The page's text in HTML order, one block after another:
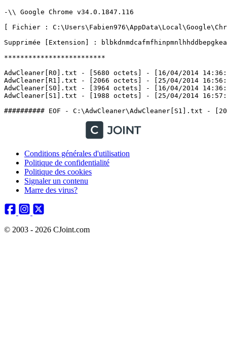
-\\ Google Chrome v34.0.1847.116
[ Fichier :
Supprimée [Extension] :
*************************
AdwCleaner[R0].txt - [5680 octets] - [16/04/2014
AdwCleaner[R1].txt - [2066 octets] - [25/04/2014
AdwCleaner[S0].txt - [3964 octets] - [16/04/2014
AdwCleaner[S1].txt - [1988 octets] - [25/04/2014
Conditions générales d'utilisation
Politique de confidentialité
Politique des cookies
Signaler un contenu
Marre des virus?
© 2003 - 2026 CJoint.com